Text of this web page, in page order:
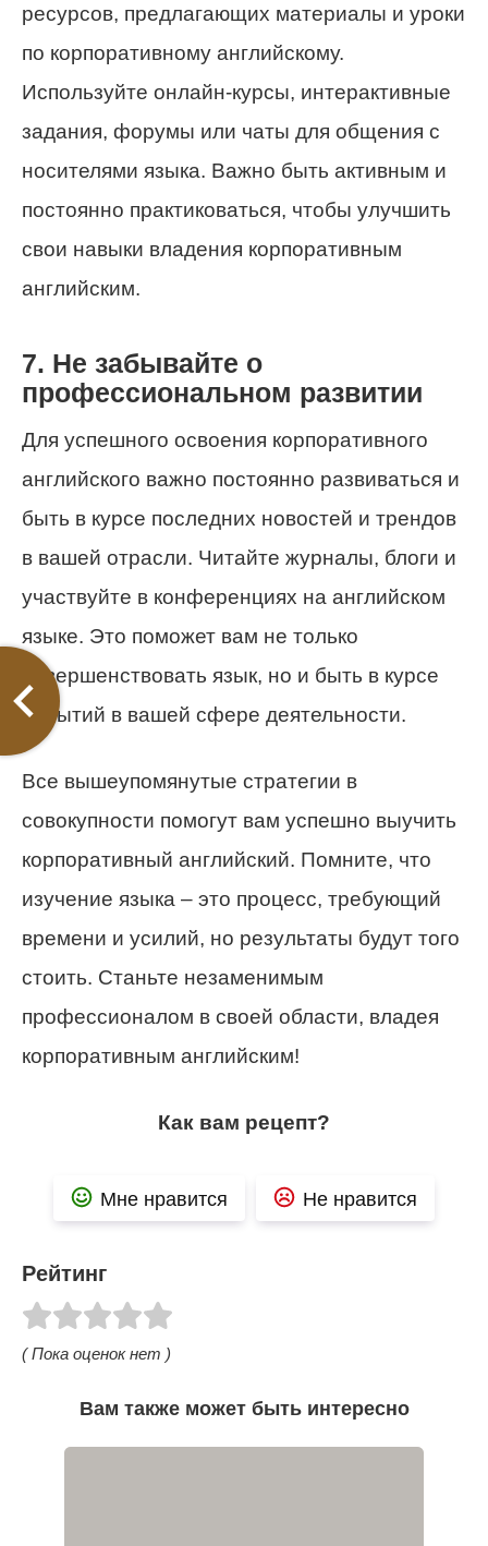
ресурсов, предлагающих материалы и уроки
по корпоративному английскому.
Используйте онлайн-курсы, интерактивные
задания, форумы или чаты для общения с
носителями языка. Важно быть активным и
постоянно практиковаться, чтобы улучшить
свои навыки владения корпоративным
английским.
7. Не забывайте о
профессиональном развитии
Для успешного освоения корпоративного
английского важно постоянно развиваться и
быть в курсе последних новостей и трендов
в вашей отрасли. Читайте журналы, блоги и
участвуйте в конференциях на английском
языке. Это поможет вам не только
совершенствовать язык, но и быть в курсе
событий в вашей сфере деятельности.
Все вышеупомянутые стратегии в
совокупности помогут вам успешно выучить
корпоративный английский. Помните, что
изучение языка – это процесс, требующий
времени и усилий, но результаты будут того
стоить. Станьте незаменимым
профессионалом в своей области, владея
корпоративным английским!
Как вам рецепт?
Мне нравится Не нравится
Рейтинг
( Пока оценок нет )
Вам также может быть интересно